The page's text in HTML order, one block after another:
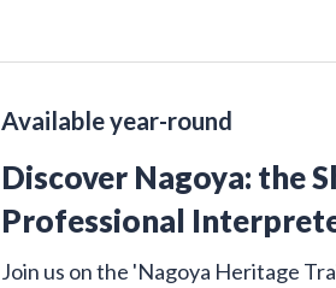
Available year-round
Discover Nagoya: the
Professional
Join us on the 'Nagoya Heritage